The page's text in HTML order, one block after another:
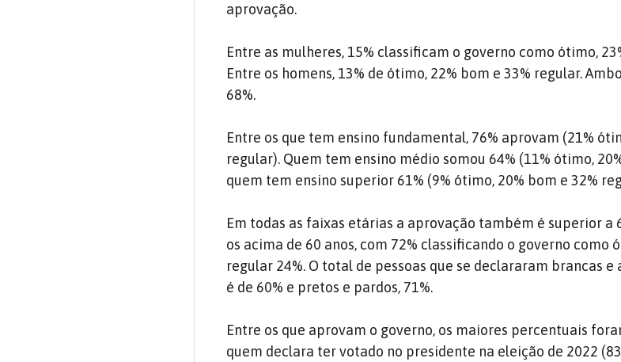
aprovação.
Entre as mulheres, 15% classificam o governo como ótimo,
Entre os homens, 13% de ótimo, 22% bom e 33% regular.
68%.
Entre os que tem ensino fundamental, 76% aprovam (21%
regular). Quem tem ensino médio somou 64% (11% ótimo,
quem tem ensino superior 61% (9% ótimo, 20% bom e 32%
Em todas as faixas etárias a aprovação também é superior a
os acima de 60 anos, com 72% classificando o governo como
regular 24%. O total de pessoas que se declararam brancas
é de 60% e pretos e pardos, 71%.
Entre os que aprovam o governo, os maiores percentuais
quem declara ter votado no presidente na eleição de 2022